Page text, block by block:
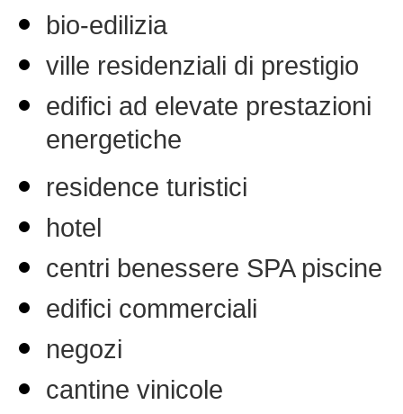
bio-edilizia
ville residenziali di prestigio
edifici ad elevate prestazioni
energetiche
residence turistici
hotel
centri benessere SPA piscine
edifici commerciali
negozi
cantine vinicole